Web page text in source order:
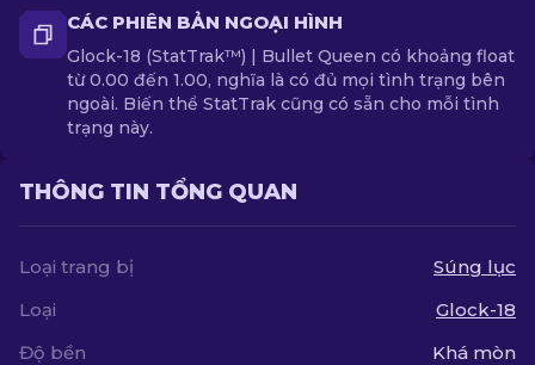
CÁC PHIÊN BẢN NGOẠI HÌNH
Glock-18 (StatTrak™) | Bullet Queen có khoảng float
từ 0.00 đến 1.00, nghĩa là có đủ mọi tình trạng bên
ngoài. Biến thể StatTrak cũng có sẵn cho mỗi tình
trạng này.
THÔNG TIN TỔNG QUAN
Loại trang bị
Súng lục
Loại
Glock-18
Độ bền
Khá mòn